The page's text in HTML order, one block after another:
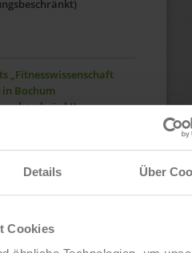
Details Über
Cookies
„Fitnesswissenschaft
Bochum
in Hattingen